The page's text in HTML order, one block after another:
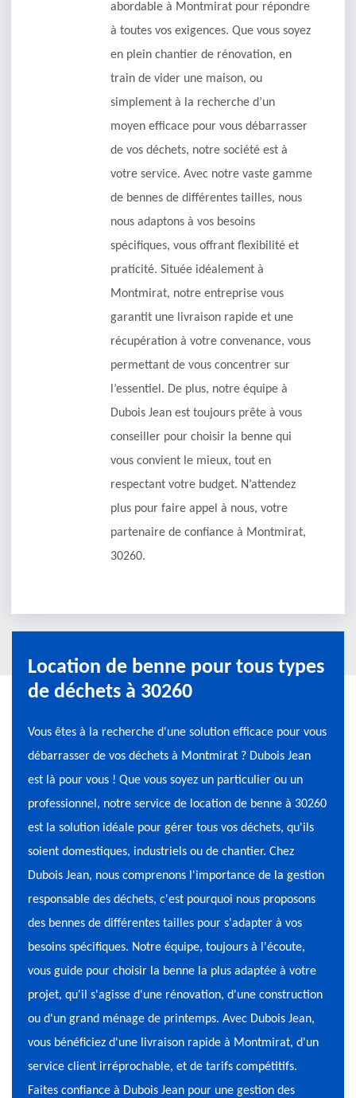
abordable à Montmirat pour répondre
à toutes vos exigences. Que vous soyez
en plein chantier de rénovation, en
train de vider une maison, ou
simplement à la recherche d’un
moyen efficace pour vous débarrasser
de vos déchets, notre société est à
votre service. Avec notre vaste gamme
de bennes de différentes tailles, nous
nous adaptons à vos besoins
spécifiques, vous offrant flexibilité et
praticité. Située idéalement à
Montmirat, notre entreprise vous
garantit une livraison rapide et une
récupération à votre convenance, vous
permettant de vous concentrer sur
l’essentiel. De plus, notre équipe à
Dubois Jean est toujours prête à vous
conseiller pour choisir la benne qui
vous convient le mieux, tout en
respectant votre budget. N’attendez
plus pour faire appel à nous, votre
partenaire de confiance à Montmirat,
30260.
Location de benne pour tous types
de déchets à 30260
Vous êtes à la recherche d'une solution efficace pour vous
débarrasser de vos déchets à Montmirat ? Dubois Jean
est là pour vous ! Que vous soyez un particulier ou un
professionnel, notre service de location de benne à 30260
est la solution idéale pour gérer tous vos déchets, qu'ils
soient domestiques, industriels ou de chantier. Chez
Dubois Jean, nous comprenons l'importance de la gestion
responsable des déchets, c'est pourquoi nous proposons
des bennes de différentes tailles pour s'adapter à vos
besoins spécifiques. Notre équipe, toujours à l'écoute,
vous guide pour choisir la benne la plus adaptée à votre
projet, qu'il s'agisse d'une rénovation, d'une construction
ou d'un grand ménage de printemps. Avec Dubois Jean,
vous bénéficiez d'une livraison rapide à Montmirat, d'un
service client irréprochable, et de tarifs compétitifs.
Faites confiance à Dubois Jean pour une gestion des